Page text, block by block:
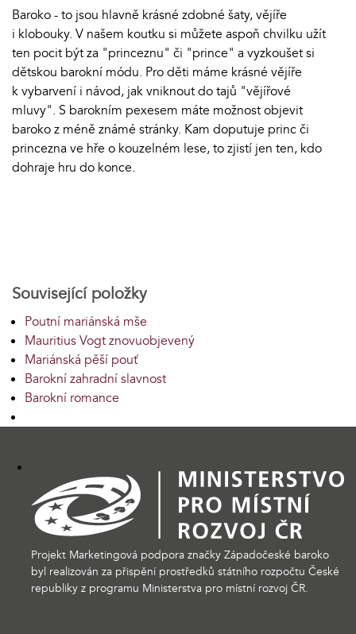
Baroko - to jsou hlavně krásné zdobné šaty, vějíře
i klobouky. V našem koutku si můžete aspoň chvilku užít
ten pocit být za "princeznu" či "prince" a vyzkoušet si
dětskou barokní módu. Pro děti máme krásné vějíře
k vybarvení i návod, jak vniknout do tajů "vějířové
mluvy". S barokním pexesem máte možnost objevit
baroko z méně známé stránky. Kam doputuje princ či
princezna ve hře o kouzelném lese, to zjistí jen ten, kdo
dohraje hru do konce.
Související položky
Poutní mariánská mše
Mauritius Vogt znovuobjevený
Mariánská pěší pouť
Barokní zahradní slavnost
Barokní romance
Projekt Marketingová podpora značky Západočeské baroko
byl realizován za přispění prostředků státního rozpočtu České
republiky z programu Ministerstva pro místní rozvoj ČR.